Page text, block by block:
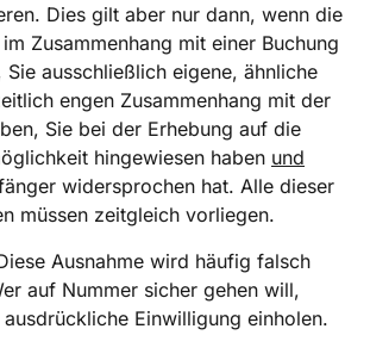
Dies gilt aber nur dann, wenn die
Zusammenhang mit einer Buchung
ausschließlich eigene, ähnliche
engen Zusammenhang mit der
Sie bei der Erhebung auf die
hingewiesen haben und
widersprochen hat. Alle dieser
müssen zeitgleich vorliegen.
Ausnahme wird häufig falsch
auf Nummer sicher gehen will,
Einwilligung einholen.